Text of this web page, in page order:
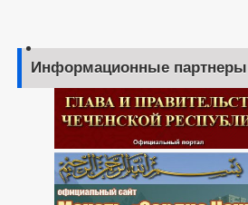
Информационные партнеры